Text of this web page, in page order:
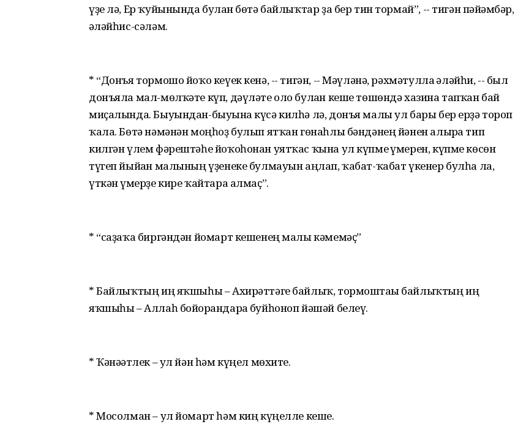
үҙе лә, Ер ҡуйынында булған бөтә байлыҡтар ҙа бер тин тормай”, -- тигән пәйғәмбәр,
ғәләйһис-сәләм.
* “Донъя тормошо йоҡо кеүек кенә, -- тигән, -- Мәүләнә, рәхмәтулла ғәләйһи, -- был
донъяла мал-мөлҡәте күп, дәүләте оло булған кеше төшөндә хазина тапҡан бай
миҫалында. Быуындан-быуынға күсә килһә лә, донъя малы ул бары бер ерҙә тороп
ҡала. Бөтә нәмәнән моңһоҙ булып ятҡан гөнаһлы бәндәнең йәнен алырға тип
килгән үлем фәрештәһе йоҡоһонан уятҡас ҡына ул күпме ғүмерен, күпме көсөн
түгеп йыйған малының үҙенеке булмауын аңлап, ҡабат-ҡабат үкенер булһа ла,
үткән ғүмерҙе кире ҡайтара алмаҫ”.
* “саҙаҡа биргәндән йомарт кешенең малы кәмемәҫ”
* Байлыҡтың иң яҡшыһы – Ахирәттәге байлыҡ, тормоштағы байлыҡтың иң
яҡшыһы – Аллаһ бойорғандарға буйһоноп йәшәй белеү.
* Ҡәнәғәтлек – ул йән һәм күңел мөхите.
* Мосолман – ул йомарт һәм киң күңелле кеше.